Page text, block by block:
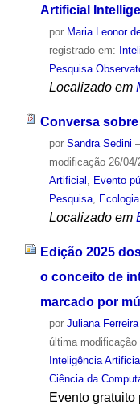
Artificial
por Maria Leonor
registrado em:
Pesquisa
Localizado em
Conversa
por Sandra Sedini
modificação26/04/
Artificial , Evento
Pesquisa, Ecologia
Localizado em
Edição 2025
o conceito de
marcado por
por Juliana
última modificação
Inteligência
Ciência da
Evento gratuito